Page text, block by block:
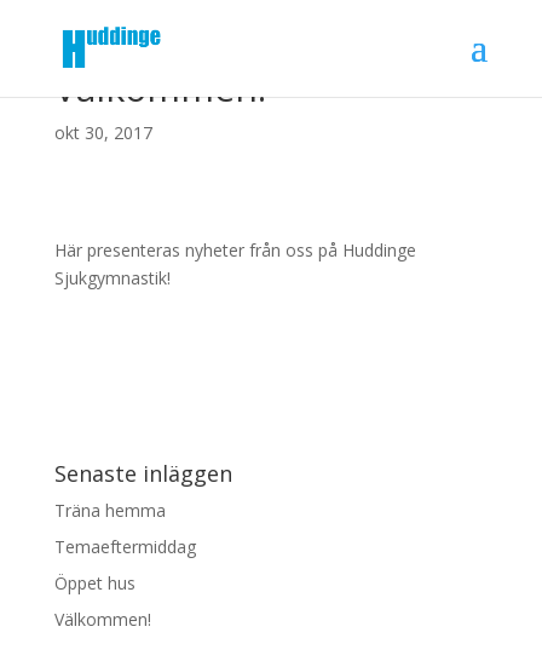
Välkommen!
okt 30, 2017
Här presenteras nyheter från oss på Huddinge
Sjukgymnastik!
Senaste inläggen
Träna hemma
Temaeftermiddag
Öppet hus
Välkommen!